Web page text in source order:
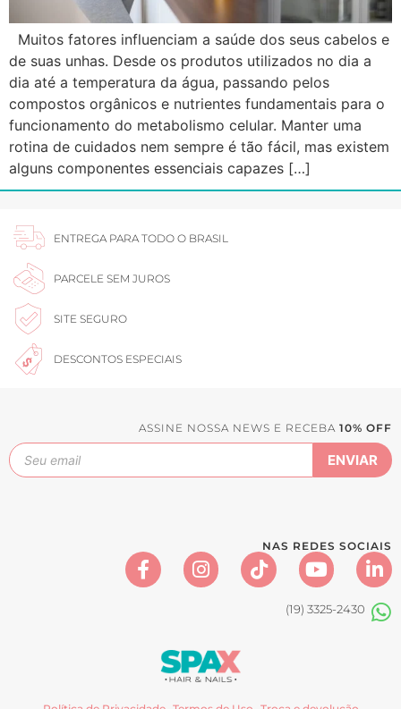
Muitos fatores influenciam a saúde dos seus cabelos e
de suas unhas. Desde os produtos utilizados no dia a
dia até a temperatura da água, passando pelos
compostos orgânicos e nutrientes fundamentais para o
funcionamento do metabolismo celular. Manter uma
rotina de cuidados nem sempre é tão fácil, mas existem
alguns componentes essenciais capazes […]
ENTREGA PARA TODO O BRASIL
PARCELE SEM JUROS
SITE SEGURO
DESCONTOS ESPECIAIS
ASSINE NOSSA NEWS E RECEBA 10% OFF
NAS REDES SOCIAIS
(19) 3325-2430